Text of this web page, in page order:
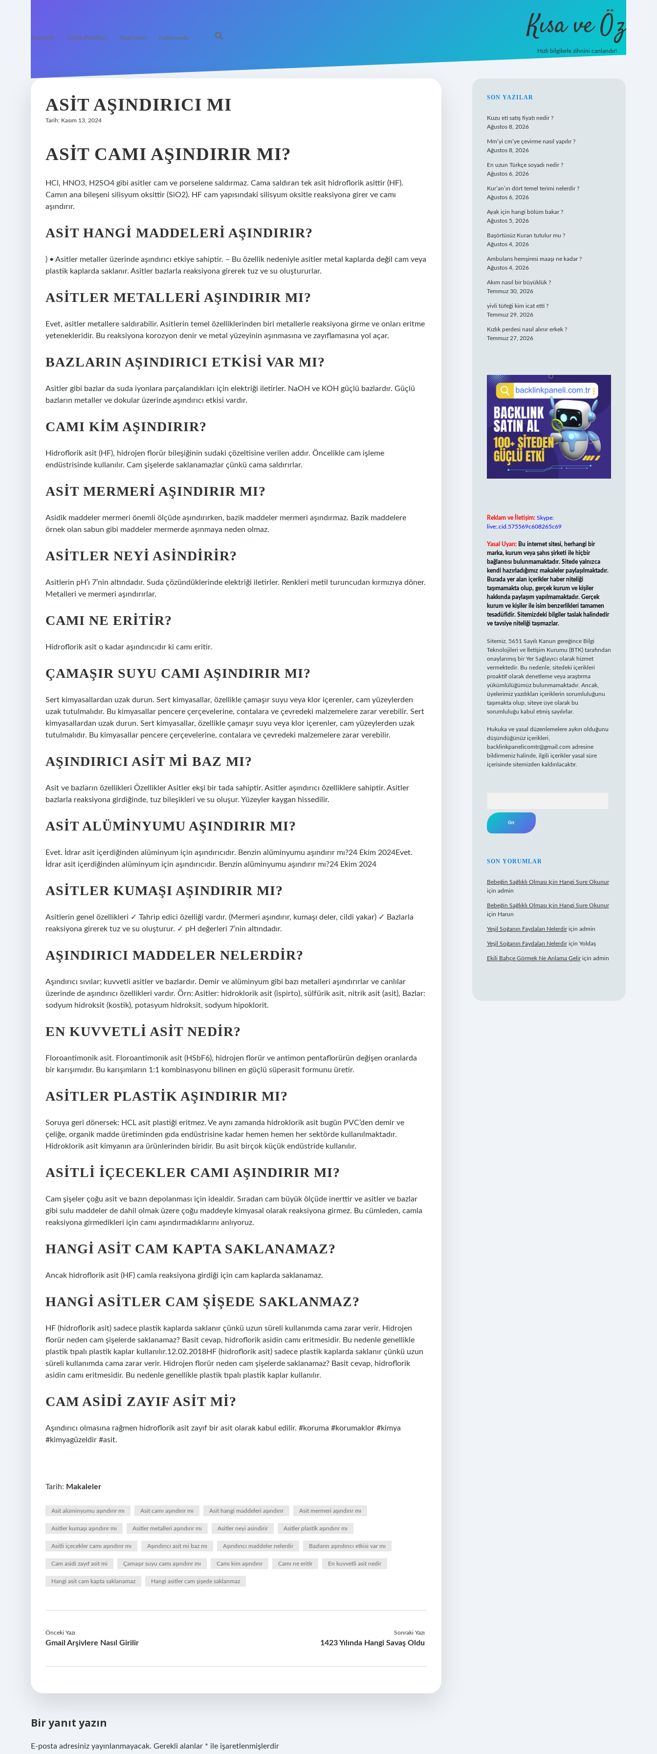
Anasayfa Gizlilik Politikası Yasal Uyarı Hakkımızda Kısa ve Öz
Hızlı bilgilerle zihnini canlandır!
ASIT AŞINDIRICI MI
Tarih: Kasım 13, 2024
ASIT CAMI AŞINDIRIR MI?
HCl, HNO3, H2SO4 gibi asitler cam ve porselene saldırmaz. Cama saldıran tek asit hidroflorik asittir (HF).
Camın ana bileşeni silisyum oksittir (SiO2). HF cam yapısındaki silisyum oksitle reaksiyona girer ve camı
aşındırır.
ASIT HANGI MADDELERI AŞINDIRIR?
) • Asitler metaller üzerinde aşındırıcı etkiye sahiptir. – Bu özellik nedeniyle asitler metal kaplarda değil cam veya
plastik kaplarda saklanır. Asitler bazlarla reaksiyona girerek tuz ve su oluştururlar.
ASITLER METALLERI AŞINDIRIR MI?
Evet, asitler metallere saldırabilir. Asitlerin temel özelliklerinden biri metallerle reaksiyona girme ve onları eritme
yetenekleridir. Bu reaksiyona korozyon denir ve metal yüzeyinin aşınmasına ve zayıflamasına yol açar.
BAZLARIN AŞINDIRICI ETKISI VAR MI?
Asitler gibi bazlar da suda iyonlara parçalandıkları için elektriği iletirler. NaOH ve KOH güçlü bazlardır. Güçlü
bazların metaller ve dokular üzerinde aşındırıcı etkisi vardır.
CAMI KIM AŞINDIRIR?
Hidroflorik asit (HF), hidrojen florür bileşiğinin sudaki çözeltisine verilen addır. Öncelikle cam işleme
endüstrisinde kullanılır. Cam şişelerde saklanamazlar çünkü cama saldırırlar.
ASIT MERMERI AŞINDIRIR MI?
Asidik maddeler mermeri önemli ölçüde aşındırırken, bazik maddeler mermeri aşındırmaz. Bazik maddelere
örnek olan sabun gibi maddeler mermerde aşınmaya neden olmaz.
ASITLER NEYI ASINDIRIR?
Asitlerin pH’ı 7’nin altındadır. Suda çözündüklerinde elektriği iletirler. Renkleri metil turuncudan kırmızıya döner.
Metalleri ve mermeri aşındırırlar.
CAMI NE ERITIR?
Hidroflorik asit o kadar aşındırıcıdır ki camı eritir.
ÇAMAŞIR SUYU CAMI AŞINDIRIR MI?
Sert kimyasallardan uzak durun. Sert kimyasallar, özellikle çamaşır suyu veya klor içerenler, cam yüzeylerden
uzak tutulmalıdır. Bu kimyasallar pencere çerçevelerine, contalara ve çevredeki malzemelere zarar verebilir. Sert
kimyasallardan uzak durun. Sert kimyasallar, özellikle çamaşır suyu veya klor içerenler, cam yüzeylerden uzak
tutulmalıdır. Bu kimyasallar pencere çerçevelerine, contalara ve çevredeki malzemelere zarar verebilir.
AŞINDIRICI ASIT MI BAZ MI?
Asit ve bazların özellikleri Özellikler Asitler ekşi bir tada sahiptir. Asitler aşındırıcı özelliklere sahiptir. Asitler
bazlarla reaksiyona girdiğinde, tuz bileşikleri ve su oluşur. Yüzeyler kaygan hissedilir.
ASIT ALÜMINYUMU AŞINDIRIR MI?
Evet. İdrar asit içerdiğinden alüminyum için aşındırıcıdır. Benzin alüminyumu aşındırır mı?24 Ekim 2024Evet.
İdrar asit içerdiğinden alüminyum için aşındırıcıdır. Benzin alüminyumu aşındırır mı?24 Ekim 2024
ASITLER KUMAŞI AŞINDIRIR MI?
Asitlerin genel özellikleri ✓ Tahrip edici özelliği vardır. (Mermeri aşındırır, kumaşı deler, cildi yakar) ✓ Bazlarla
reaksiyona girerek tuz ve su oluşturur. ✓ pH değerleri 7’nin altındadır.
AŞINDIRICI MADDELER NELERDIR?
Aşındırıcı sıvılar; kuvvetli asitler ve bazlardır. Demir ve alüminyum gibi bazı metalleri aşındırırlar ve canlılar
üzerinde de aşındırıcı özellikleri vardır. Örn: Asitler: hidroklorik asit (ispirto), sülfürik asit, nitrik asit (asit), Bazlar:
sodyum hidroksit (kostik), potasyum hidroksit, sodyum hipoklorit.
EN KUVVETLI ASIT NEDIR?
Floroantimonik asit. Floroantimonik asit (HSbF6), hidrojen florür ve antimon pentaflorürün değişen oranlarda
bir karışımıdır. Bu karışımların 1:1 kombinasyonu bilinen en güçlü süperasit formunu üretir.
ASITLER PLASTIK AŞINDIRIR MI?
Soruya geri dönersek: HCL asit plastiği eritmez. Ve aynı zamanda hidroklorik asit bugün PVC’den demir ve
çeliğe, organik madde üretiminden gıda endüstrisine kadar hemen hemen her sektörde kullanılmaktadır.
Hidroklorik asit kimyanın ara ürünlerinden biridir. Bu asit birçok küçük endüstride kullanılır.
ASITLI IÇECEKLER CAMI AŞINDIRIR MI?
Cam şişeler çoğu asit ve bazın depolanması için idealdir. Sıradan cam büyük ölçüde inerttir ve asitler ve bazlar
gibi sulu maddeler de dahil olmak üzere çoğu maddeyle kimyasal olarak reaksiyona girmez. Bu cümleden, camla
reaksiyona girmedikleri için camı aşındırmadıklarını anlıyoruz.
HANGI ASIT CAM KAPTA SAKLANAMAZ?
Ancak hidroflorik asit (HF) camla reaksiyona girdiği için cam kaplarda saklanamaz.
HANGI ASITLER CAM ŞIŞEDE SAKLANMAZ?
HF (hidroflorik asit) sadece plastik kaplarda saklanır çünkü uzun süreli kullanımda cama zarar verir. Hidrojen
florür neden cam şişelerde saklanamaz? Basit cevap, hidroflorik asidin camı eritmesidir. Bu nedenle genellikle
plastik tıpalı plastik kaplar kullanılır.12.02.2018HF (hidroflorik asit) sadece plastik kaplarda saklanır çünkü uzun
süreli kullanımda cama zarar verir. Hidrojen florür neden cam şişelerde saklanamaz? Basit cevap, hidroflorik
asidin camı eritmesidir. Bu nedenle genellikle plastik tıpalı plastik kaplar kullanılır.
CAM ASIDI ZAYIF ASIT MI?
Aşındırıcı olmasına rağmen hidroflorik asit zayıf bir asit olarak kabul edilir. #koruma #korumaklor #kimya
#kimyagüzeldir #asit.
Tarih: Makaleler
Asit alüminyumu aşındırır mı Asit camı aşındırır mı Asit hangi maddeleri aşındırır Asit mermeri aşındırır mı
Asitler kumaşı aşındırır mı Asitler metalleri aşındırır mı Asitler neyi asindirir Asitler plastik aşındırır mı
Asitli içecekler camı aşındırır mı Aşındırıcı asit mi baz mı Aşındırıcı maddeler nelerdir Bazların aşındırıcı etkisi var mı
Cam asidi zayıf asit mi Çamaşır suyu camı aşındırır mı Camı kim aşındırır Camı ne eritir En kuvvetli asit nedir
Hangi asit cam kapta saklanamaz Hangi asitler cam şişede saklanmaz
Önceki Yazı
Gmail Arşivlere Nasıl Girilir
Sonraki Yazı
1423 Yılında Hangi Savaş Oldu
Bir yanıt yazın
E-posta adresiniz yayınlanmayacak. Gerekli alanlar * ile işaretlenmişlerdir
SIDEBAR
SON YAZILAR
Kuzu eti satış fiyatı nedir ?
Ağustos 8, 2026
Mm’yi cm’ye çevirme nasıl yapılır ?
Ağustos 8, 2026
En uzun Türkçe soyadı nedir ?
Ağustos 6, 2026
Kur’an’ın dört temel terimi nelerdir ?
Ağustos 6, 2026
Ayak için hangi bölüm bakar ?
Ağustos 5, 2026
Başörtüsüz Kuran tutulur mu ?
Ağustos 4, 2026
Ambulans hemşiresi maaşı ne kadar ?
Ağustos 4, 2026
Akım nasıl bir büyüklük ?
Temmuz 30, 2026
yivli tüfeği kim icat etti ?
Temmuz 29, 2026
Kızlık perdesi nasıl alınır erkek ?
Temmuz 27, 2026
Reklam ve İletişim: Skype:
live:.cid.575569c608265c69
Yasal Uyarı: Bu internet sitesi, herhangi bir
marka, kurum veya şahıs şirketi ile hiçbir
bağlantısı bulunmamaktadır. Sitede yalnızca
kendi hazırladığımız makaleler paylaşılmaktadır.
Burada yer alan içerikler haber niteliği
taşımamakta olup, gerçek kurum ve kişiler
hakkında paylaşım yapılmamaktadır. Gerçek
kurum ve kişiler ile isim benzerlikleri tamamen
tesadüfidir. Sitemizdeki bilgiler taslak halindedir
ve tavsiye niteliği taşımazlar.
Sitemiz, 5651 Sayılı Kanun gereğince Bilgi
Teknolojileri ve İletişim Kurumu (BTK) tarafından
onaylanmış bir Yer Sağlayıcı olarak hizmet
vermektedir. Bu nedenle, sitedeki içerikleri
proaktif olarak denetleme veya araştırma
yükümlülüğümüz bulunmamaktadır. Ancak,
üyelerimiz yazdıkları içeriklerin sorumluluğunu
taşımakta olup, siteye üye olarak bu
sorumluluğu kabul etmiş sayılırlar.
Hukuka ve yasal düzenlemelere aykırı olduğunu
düşündüğünüz içerikleri,
backlinkpanelicomtr@gmail.com adresine
bildirmeniz halinde, ilgili içerikler yasal süre
içerisinde sitemizden kaldırılacaktır.
SON YORUMLAR
Bebeğin Sağlıklı Olması Için Hangi Sure Okunur
için admin
Bebeğin Sağlıklı Olması Için Hangi Sure Okunur
için Harun
Yeşil Soğanın Faydaları Nelerdiriçin admin
Yeşil Soğanın Faydaları Nelerdiriçin Yoldaş
Ekili Bahçe Görmek Ne Anlama Geliriçin admin